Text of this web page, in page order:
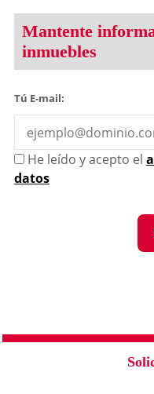
Mantente
inmuebles
Tú E-mail:
He leído y acepto el
datos